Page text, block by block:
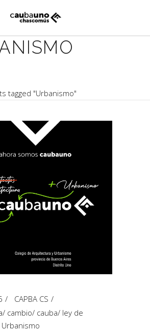
tagged "Urbanismo"
CAPBA CS
/ cambio/ cauba/ ley de
Urbanismo